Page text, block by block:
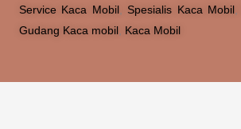
Service Kaca Mobil, Spesialis Kaca Mobil,
Gudang Kaca mobil, Kaca Mobil